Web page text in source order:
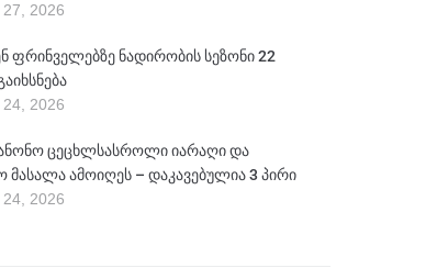
2026
ფრინველებზე ნადირობის სეზონი 22
2026
ცეცხლსასროლი იარაღი და
ამოიღეს – დაკავებულია 3 პირი
2026